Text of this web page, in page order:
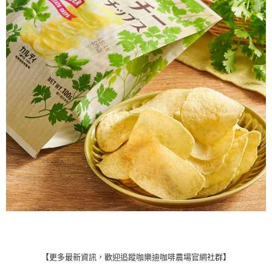
４．使用「AFTEE先享後付」時，將依據個別帳號之用戶狀況，依本公司即
時審查核予不同之上限額度；若仍有額度不足之情形，本公司將視審查結果
請求用戶進行身份認證。
５．嚴禁一人註冊多個帳號或使用他人資訊註冊。若發現惡意使用之情形，
恩沛科技股份有限公司將有權停止該用戶之使用額度並採取法律行動。
【更多最新資訊，歡迎追蹤咖樂迪咖啡農場官網社群】